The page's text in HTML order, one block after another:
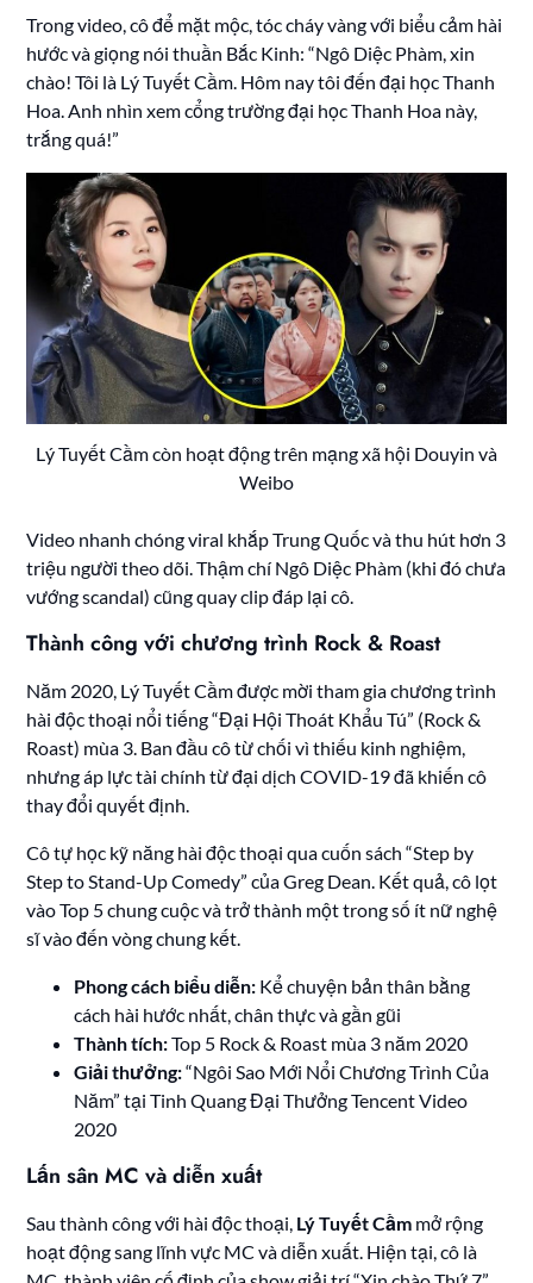
Trong video, cô để mặt mộc, tóc cháy vàng với biểu cảm hài
hước và giọng nói thuần Bắc Kinh: “Ngô Diệc Phàm, xin
chào! Tôi là Lý Tuyết Cầm. Hôm nay tôi đến đại học Thanh
Hoa. Anh nhìn xem cổng trường đại học Thanh Hoa này,
trắng quá!”
Lý Tuyết Cầm còn hoạt động trên mạng xã hội Douyin và
Weibo
Video nhanh chóng viral khắp Trung Quốc và thu hút hơn 3
triệu người theo dõi. Thậm chí Ngô Diệc Phàm (khi đó chưa
vướng scandal) cũng quay clip đáp lại cô.
Thành công với chương trình Rock & Roast
Năm 2020, Lý Tuyết Cầm được mời tham gia chương trình
hài độc thoại nổi tiếng “Đại Hội Thoát Khẩu Tú” (Rock &
Roast) mùa 3. Ban đầu cô từ chối vì thiếu kinh nghiệm,
nhưng áp lực tài chính từ đại dịch COVID-19 đã khiến cô
thay đổi quyết định.
Cô tự học kỹ năng hài độc thoại qua cuốn sách “Step by
Step to Stand-Up Comedy” của Greg Dean. Kết quả, cô lọt
vào Top 5 chung cuộc và trở thành một trong số ít nữ nghệ
sĩ vào đến vòng chung kết.
Phong cách biểu diễn: Kể chuyện bản thân bằng
cách hài hước nhất, chân thực và gần gũi
Thành tích:Top 5 Rock & Roast mùa 3 năm 2020
Giải thưởng:“Ngôi Sao Mới Nổi Chương Trình Của
Năm” tại Tinh Quang Đại Thưởng Tencent Video
2020
Lấn sân MC và diễn xuất
Sau thành công với hài độc thoại, Lý Tuyết Cầm mở rộng
hoạt động sang lĩnh vực MC và diễn xuất. Hiện tại, cô là